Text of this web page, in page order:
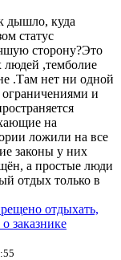
дышло, куда
статус
сторону?Это
людей ,темболие
.Там нет ни одной
ограничениями и
на
ложили на все
законы у них
а простые люди
отдых только в
отдыхать,
заказнике